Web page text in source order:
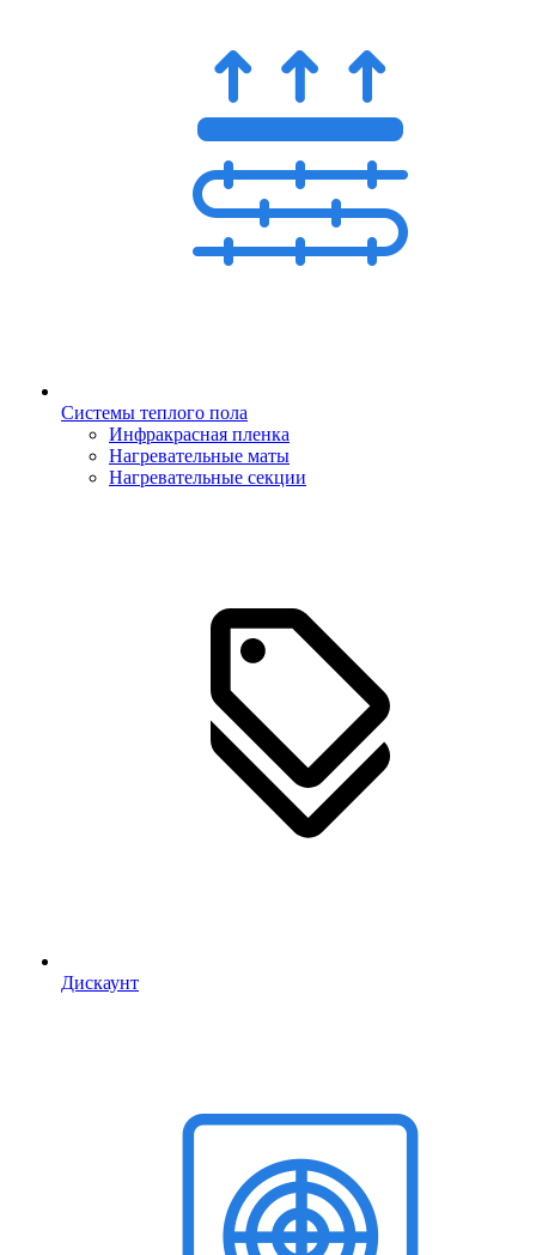
Системы теплого пола
Инфракрасная пленка
Нагревательные маты
Нагревательные секции
Дискаунт